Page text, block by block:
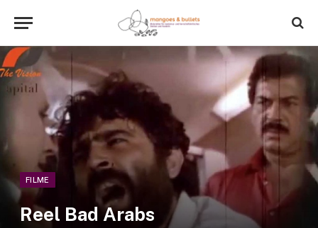
FILME
Reel Bad Arabs